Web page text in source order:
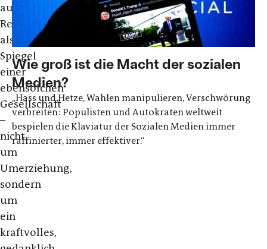
austariertes
Regierungshandeln
als
Spiegel
einer
ebensolchen
Gesellschaft
–
nicht
um
Umerziehung,
sondern
um
ein
kraftvolles,
Wie groß ist die Macht der sozialen
Medien?
„Hass und Hetze, Wahlen manipulieren, Verschwörung
verbreiten: Populisten und Autokraten weltweit
bespielen die Klaviatur der Sozialen Medien immer
raffinierter, immer effektiver.“